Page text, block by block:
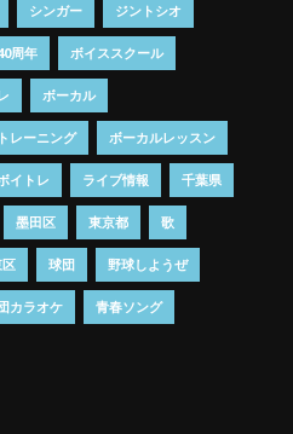
シンガー ジントシオ
周年 ボイススクール
ボーカル
レーニング ボーカルレッスン
イトレ ライブ情報 千葉県
墨田区 東京都 歌
球団 野球しようぜ
カラオケ 青春ソング